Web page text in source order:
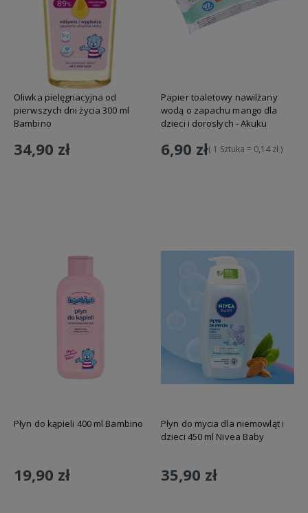
Oliwka pielęgnacyjna od
pierwszych dni życia 300 ml
Bambino
34,90 zł
Papier toaletowy nawilżany
wodą o zapachu mango dla
dzieci i dorosłych - Akuku
6,90 zł( 1 Sztuka = 0,14 zł )
Płyn do kąpieli 400 ml Bambino
19,90 zł
Płyn do mycia dla niemowląt i
dzieci 450 ml Nivea Baby
35,90 zł